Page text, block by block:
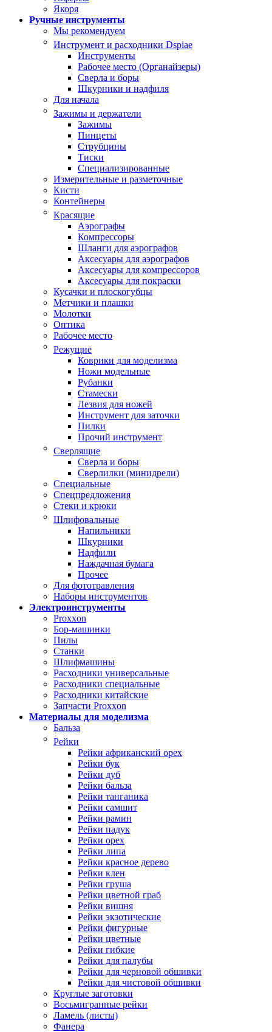
Якоря
Ручные инструменты
Мы рекомендуем
Инструмент и расходники Dspiae
Инструменты
Рабочее место (Органайзеры)
Сверла и боры
Шкурники и надфиля
Для начала
Зажимы и держатели
Зажимы
Пинцеты
Струбцины
Тиски
Специализированные
Измерительные и разметочные
Кисти
Контейнеры
Красящие
Аэрографы
Компрессоры
Шланги для аэрографов
Аксесуары для аэрографов
Аксесуары для компрессоров
Аксесуары для покраски
Кусачки и плоскогубцы
Метчики и плашки
Молотки
Оптика
Рабочее место
Режущие
Коврики для моделизма
Ножи модельные
Рубанки
Стамески
Лезвия для ножей
Инструмент для заточки
Пилки
Прочий инструмент
Сверлящие
Сверла и боры
Сверлилки (минидрели)
Специальные
Спецпредложения
Стеки и крюки
Шлифовальные
Напильники
Шкурники
Надфили
Наждачная бумага
Прочее
Для фототравления
Наборы инструментов
Электроинструменты
Proxxon
Бор-машинки
Пилы
Станки
Шлифмашины
Расходники универсальные
Расходники специальные
Расходники китайские
Запчасти Proxxon
Материалы для моделизма
Бальза
Рейки
Рейки африканский орех
Рейки бук
Рейки дуб
Рейки бальза
Рейки танганика
Рейки самшит
Рейки рамин
Рейки падук
Рейки орех
Рейки липа
Рейки красное дерево
Рейки клен
Рейки груша
Рейки цветной граб
Рейки вишня
Рейки экзотические
Рейки фигурные
Рейки цветные
Рейки гибкие
Рейки для палубы
Рейки для черновой обшивки
Рейки для чистовой обшивки
Круглые заготовки
Восьмигранные рейки
Ламель (листы)
Фанера